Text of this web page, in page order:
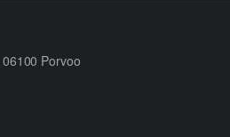
Porvoo